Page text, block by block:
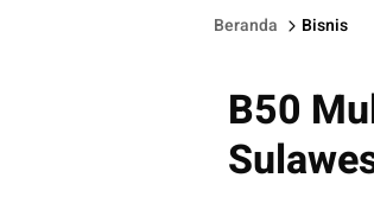
Beranda Bisnis
B50